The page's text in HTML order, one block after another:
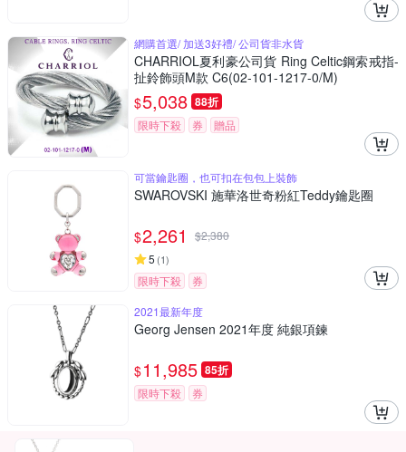
網購首選/ 加送3好禮/ 公司貨非水貨
CHARRIOL夏利豪公司貨 Ring Celtic鋼索戒指-
扯鈴飾頭M款 C6(02-101-1217-0/M)
$5,038 88折
限時下殺 券 贈品
可當鑰匙圈，也可扣在包包上裝飾
SWAROVSKI 施華洛世奇粉紅Teddy鑰匙圈
$2,261 $2,380
5 (1)
限時下殺
券
2021最新年度
Georg Jensen 2021年度 純銀項鍊
$11,985 85折
限時下殺 券